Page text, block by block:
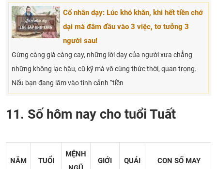
Cổ nhân dạy: Lúc khó khăn, khi hết tiền chớ
dại mà đâm đầu vào 3 việc, tơ tưởng 3
người sau!
Gừng càng già càng cay, những lời dạy của người xưa chẳng
những không lạc hậu, cũ kỹ mà vô cùng thức thời, quan trọng.
Nếu bạn đang lâm vào tình cảnh “tiền
11. Số hôm nay cho tuổi Tuất
NĂM
TUỔI
MỆNH
GIỚI
QUÁI
CON SỐ MAY